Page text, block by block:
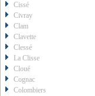
Cissé
Civray
Clam
Clavette
Clessé
La Clisse
Cloué
Cognac
Colombiers